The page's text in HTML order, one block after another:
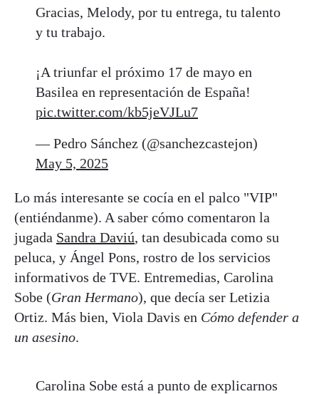
Gracias, Melody, por tu entrega, tu talento
y tu trabajo.
¡A triunfar el próximo 17 de mayo en
Basilea en representación de España!
pic.twitter.com/kb5jeVJLu7
— Pedro Sánchez (@sanchezcastejon)
May 5, 2025
Lo más interesante se cocía en el palco "VIP"
(entiéndanme). A saber cómo comentaron la
jugada Sandra Daviú, tan desubicada como su
peluca, y Ángel Pons, rostro de los servicios
informativos de TVE. Entremedias, Carolina
Sobe (Gran Hermano), que decía ser Letizia
Ortiz. Más bien, Viola Davis en Cómo defender a
un asesino.
Carolina Sobe está a punto de explicarnos